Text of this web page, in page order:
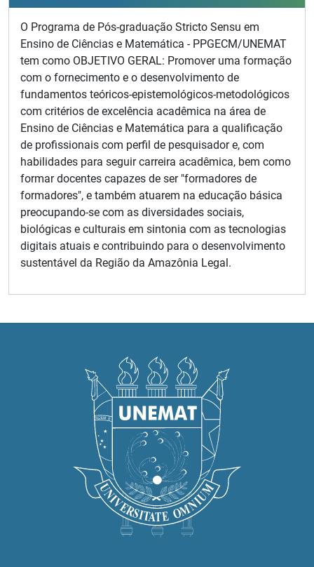
O Programa de Pós-graduação Stricto Sensu em
Ensino de Ciências e Matemática - PPGECM/UNEMAT
tem como OBJETIVO GERAL: Promover uma formação
com o fornecimento e o desenvolvimento de
fundamentos teóricos-epistemológicos-metodológicos
com critérios de excelência acadêmica na área de
Ensino de Ciências e Matemática para a qualificação
de profissionais com perfil de pesquisador e, com
habilidades para seguir carreira acadêmica, bem como
formar docentes capazes de ser "formadores de
formadores", e também atuarem na educação básica
preocupando-se com as diversidades sociais,
biológicas e culturais em sintonia com as tecnologias
digitais atuais e contribuindo para o desenvolvimento
sustentável da Região da Amazônia Legal.